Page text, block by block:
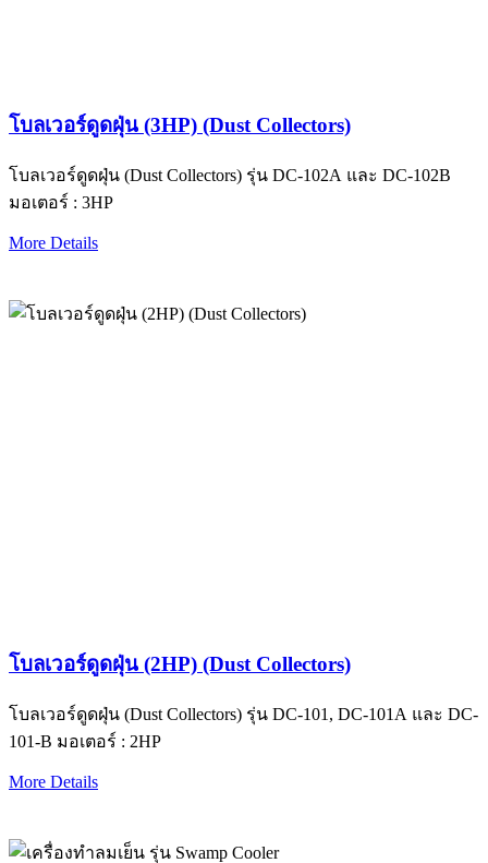
โบลเวอร์ดูดฝุ่น (3HP) (Dust Collectors)
โบลเวอร์ดูดฝุ่น (Dust Collectors) รุ่น DC-102A และ DC-102B
มอเตอร์ : 3HP
More Details
โบลเวอร์ดูดฝุ่น (2HP) (Dust Collectors)
โบลเวอร์ดูดฝุ่น (Dust Collectors) รุ่น DC-101, DC-101A และ DC-
101-B มอเตอร์ : 2HP
More Details